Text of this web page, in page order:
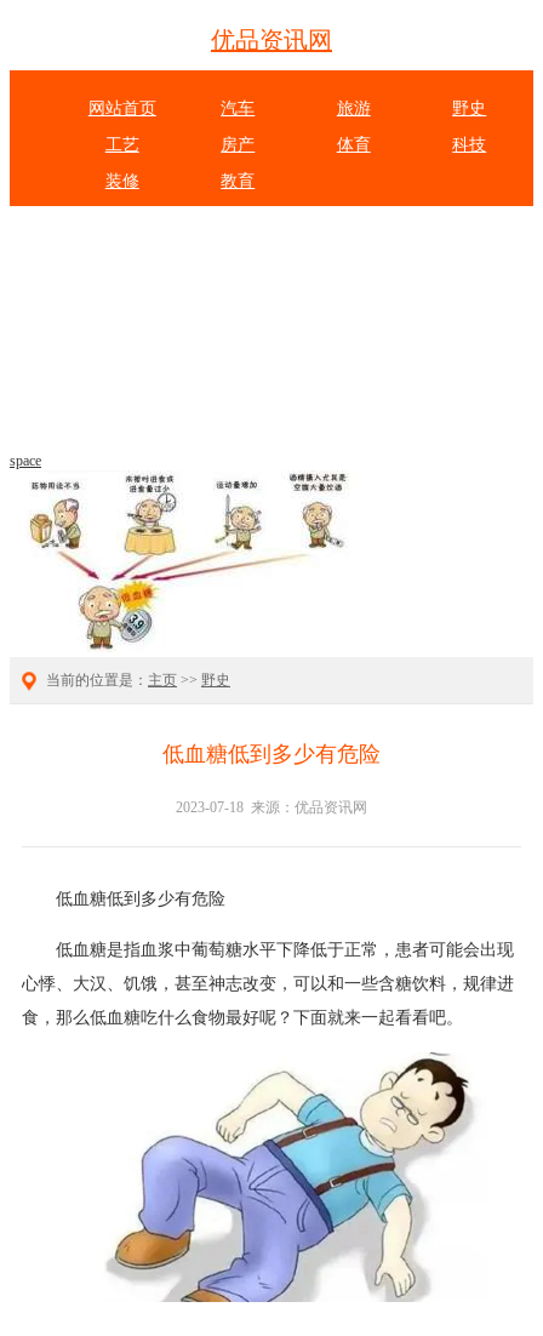
优品资讯网
网站首页 汽车 旅游
野史
工艺
房产 体育
科技
装修
教育
space
当前的位置是： 主页 >> 野史
低血糖低到多少有危险
2023-07-18 来源：优品资讯网
低血糖低到多少有危险
低血糖是指血浆中葡萄糖水平下降低于正常，患者可能会出现
心悸、大汉、饥饿，甚至神志改变，可以和一些含糖饮料，规律进
食，那么低血糖吃什么食物最好呢？下面就来一起看看吧。